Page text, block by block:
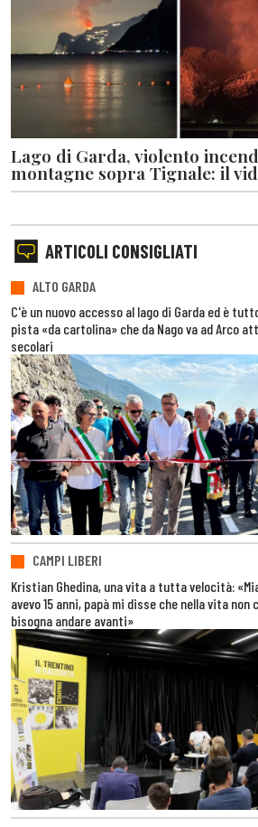
Lago di Garda, violento
montagne sopra Tignale: il
ARTICOLI CONSIGLIATI
ALTO GARDA
C'è un nuovo accesso al lago di Garda ed è
pista «da cartolina» che da Nago va ad Arco
secolari
CAMPI LIBERI
Kristian Ghedina, una vita a tutta velocità:
avevo 15 anni, papà mi disse che nella vita non
bisogna andare avanti»